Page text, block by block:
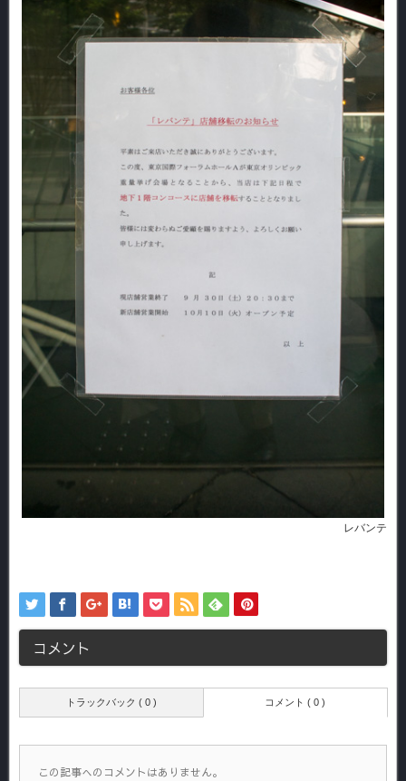
レバンテ
コメント
トラックバック ( 0 ) コメント ( 0 )
この記事へのコメントはありません。